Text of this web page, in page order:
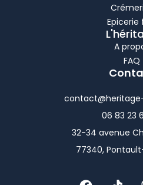
Epicerie
A
FAQ
06 83 23
32-34 avenue
77340,
a i